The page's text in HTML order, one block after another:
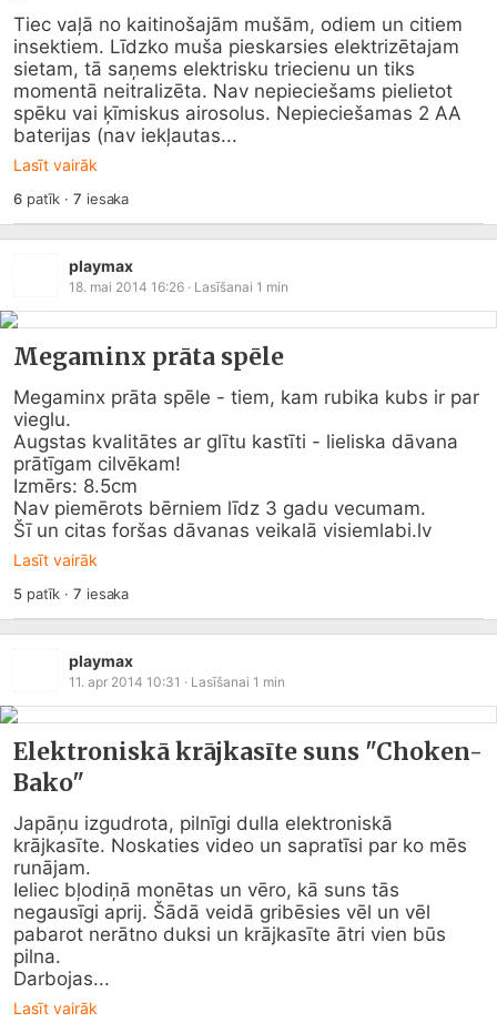
Tiec vaļā no kaitinošajām mušām, odiem un citiem
insektiem. Līdzko muša pieskarsies elektrizētajam
sietam, tā saņems elektrisku triecienu un tiks
momentā neitralizēta. Nav nepieciešams pielietot
spēku vai ķīmiskus airosolus. Nepieciešamas 2 AA
baterijas (nav iekļautas...
Lasīt vairāk
6patīk ·7 iesaka
playmax
18. mai 2014 16:26 · Lasīšanai 1 min
Megaminx prāta spēle
Megaminx prāta spēle - tiem, kam rubika kubs ir par
vieglu.
Augstas kvalitātes ar glītu kastīti - lieliska dāvana
prātīgam cilvēkam!
Izmērs: 8.5cm
Nav piemērots bērniem līdz 3 gadu vecumam.
Šī un citas foršas dāvanas veikalā visiemlabi.lv
Lasīt vairāk
5patīk ·7 iesaka
playmax
11. apr 2014 10:31 · Lasīšanai 1 min
Elektroniskā krājkasīte suns "Choken-
Bako"
Japāņu izgudrota, pilnīgi dulla elektroniskā
krājkasīte. Noskaties video un sapratīsi par ko mēs
runājam.
Ieliec bļodiņā monētas un vēro, kā suns tās
negausīgi aprij. Šādā veidā gribēsies vēl un vēl
pabarot nerātno duksi un krājkasīte ātri vien būs
pilna.
Darbojas...
Lasīt vairāk